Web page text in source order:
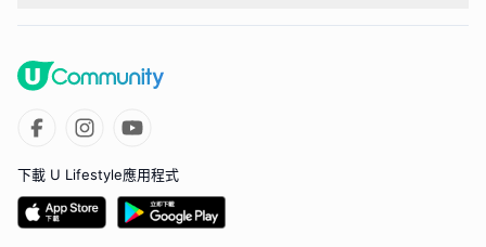
下載 U Lifestyle應用程式